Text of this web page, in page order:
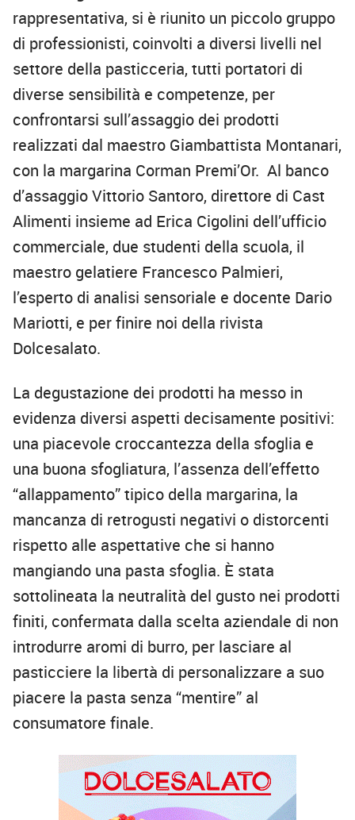
rappresentativa, si è riunito un piccolo gruppo
di professionisti, coinvolti a diversi livelli nel
settore della pasticceria, tutti portatori di
diverse sensibilità e competenze, per
confrontarsi sull’assaggio dei prodotti
realizzati dal maestro Giambattista Montanari,
con la margarina Corman Premi’Or. Al banco
d’assaggio Vittorio Santoro, direttore di Cast
Alimenti insieme ad Erica Cigolini dell’ufficio
commerciale, due studenti della scuola, il
maestro gelatiere Francesco Palmieri,
l’esperto di analisi sensoriale e docente Dario
Mariotti, e per finire noi della rivista
Dolcesalato.
La degustazione dei prodotti ha messo in
evidenza diversi aspetti decisamente positivi:
una piacevole croccantezza della sfoglia e
una buona sfogliatura, l’assenza dell’effetto
“allappamento” tipico della margarina, la
mancanza di retrogusti negativi o distorcenti
rispetto alle aspettative che si hanno
mangiando una pasta sfoglia. È stata
sottolineata la neutralità del gusto nei prodotti
finiti, confermata dalla scelta aziendale di non
introdurre aromi di burro, per lasciare al
pasticciere la libertà di personalizzare a suo
piacere la pasta senza “mentire” al
consumatore finale.